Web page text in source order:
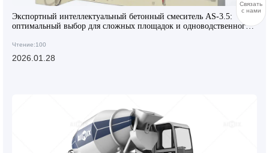
Экспортный интеллектуальный бетонный смеситель AS-3.5:
оптимальный выбор для сложных площадок и одноводственного
Чтение:100
2026.01.28
Связаться
с нами